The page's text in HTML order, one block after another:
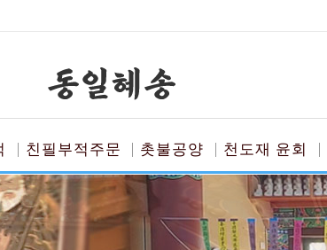
친필부적주문 촛불공양 천도재 윤회